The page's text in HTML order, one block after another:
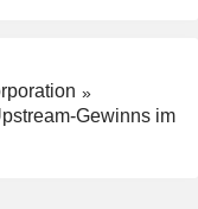
Gewinns im